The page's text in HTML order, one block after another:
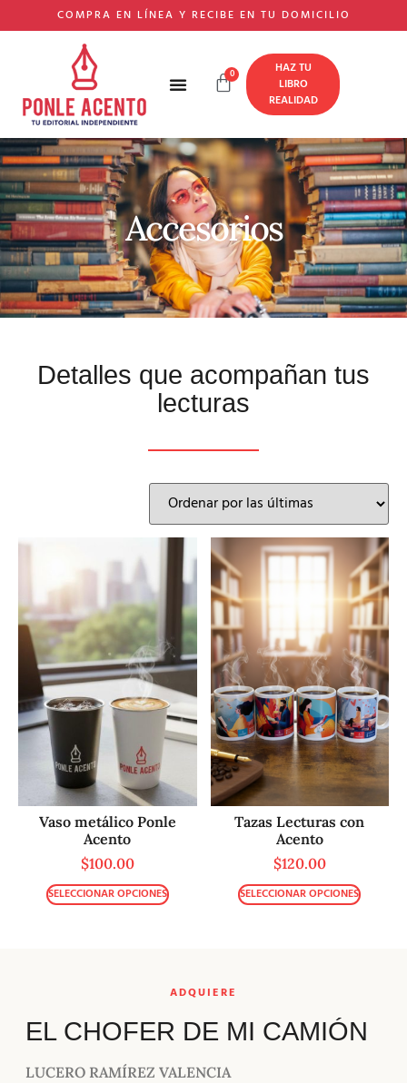
COMPRA EN LÍNEA Y RECIBE EN TU DOMICILIO
0
HAZ TU
LIBRO
REALIDAD
Accesorios
Detalles que acompañan tus
lecturas
Vaso metálico Ponle
Acento
$100.00
SELECCIONAR OPCIONES
Tazas Lecturas con
Acento
$120.00
SELECCIONAR OPCIONES
ADQUIERE
EL CHOFER DE MI CAMIÓN
LUCERO RAMÍREZ VALENCIA